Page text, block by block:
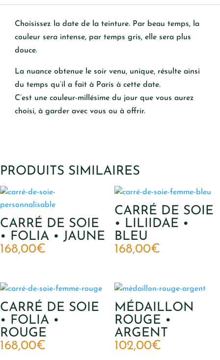
Choisissez la date de la teinture. Par beau temps, la
couleur sera intense, par temps gris, elle sera plus
douce.
La nuance obtenue le soir venu, unique, résulte ainsi
du temps qu’il a fait à Paris à cette date.
C’est une couleur-millésime du jour que vous aurez
choisi, à garder avec vous ou à offrir.
PRODUITS SIMILAIRES
CARRÉ DE SOIE
• FOLIA • JAUNE
168,00€
CARRÉ DE SOIE
• LILIIDAE •
BLEU
168,00€
CARRÉ DE SOIE
• FOLIA •
ROUGE
168,00€
MÉDAILLON
ROUGE •
ARGENT
102,00€